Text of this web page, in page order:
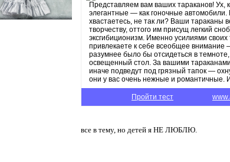
Представляем вам ваших тараканов! Ух,
элегантные — как гоночные автомобили.
хвастаетесь, не так ли? Ваши тараканы
творчеству, оттого им присущ легкий
эксгибиционизм. Именно усилиями своих
привлекаете к себе всеобщее внимание
разумнее было бы отсидеться в
освещенный стол. За вашими тараканами
иначе подведут под грязный тапок —
они у вас очень нежные и романтичные.
Пройти тест
все в тему, но детей я НЕ ЛЮБЛЮ.